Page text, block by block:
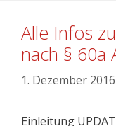
Alle Infos
nach § 60a
1. Dezember 2016
Einleitung